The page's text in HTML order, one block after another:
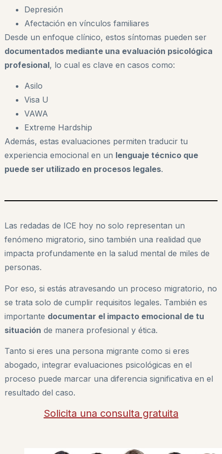
Depresión
Afectación en vínculos familiares
Desde un enfoque clínico, estos síntomas pueden ser
documentados mediante una evaluación psicológica
profesional, lo cual es clave en casos como:
Asilo
Visa U
VAWA
Extreme Hardship
Además, estas evaluaciones permiten traducir tu
experiencia emocional en un lenguaje técnico que
puede ser utilizado en procesos legales.
Las redadas de ICE hoy no solo representan un
fenómeno migratorio, sino también una realidad que
impacta profundamente en la salud mental de miles de
personas.
Por eso, si estás atravesando un proceso migratorio, no
se trata solo de cumplir requisitos legales. También es
importante documentar el impacto emocional de tu
situación de manera profesional y ética.
Tanto si eres una persona migrante como si eres
abogado, integrar evaluaciones psicológicas en el
proceso puede marcar una diferencia significativa en el
resultado del caso.
Solicita una consulta gratuita